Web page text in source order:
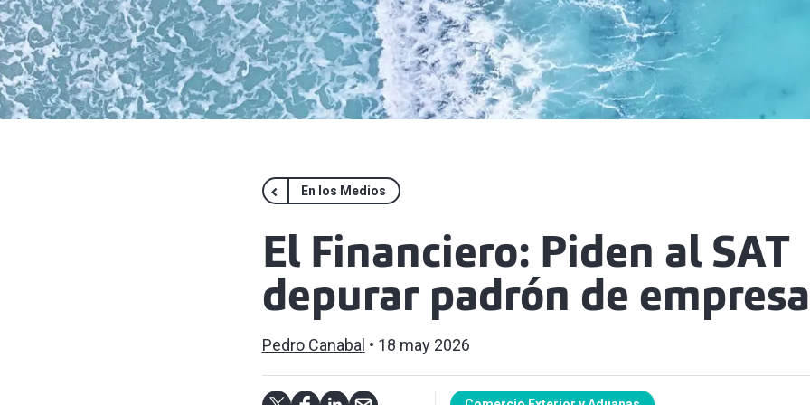
En los Medios
El Financiero: Piden al SAT
depurar padrón de
Pedro Canabal 18 may 2026